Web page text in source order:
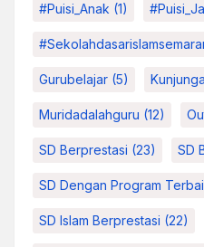
#Puisi_Anak (1)
Gurubelajar (5)
Muridadalahguru (12)
SD Berprestasi (23) SD
SD Dengan Program
SD Islam Berprestasi (22)